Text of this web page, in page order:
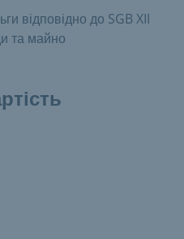
відповідно до SGB XII
та майно